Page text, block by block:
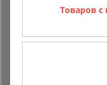
Товаров